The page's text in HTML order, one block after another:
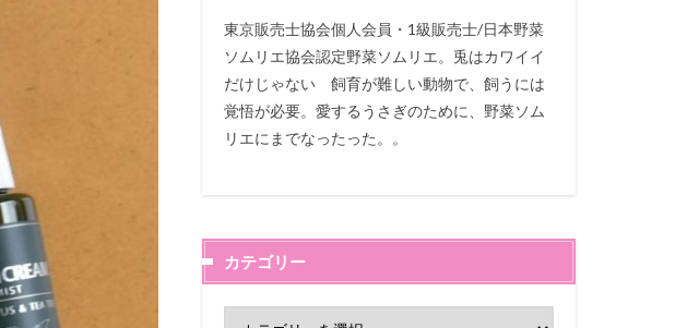
東京販売士協会個人会員・1級販売士/日本野菜
ソムリエ協会認定野菜ソムリエ。兎はカワイイ
だけじゃない 飼育が難しい動物で、飼うには
覚悟が必要。愛するうさぎのために、野菜ソム
リエにまでなったった。。
カテゴリー